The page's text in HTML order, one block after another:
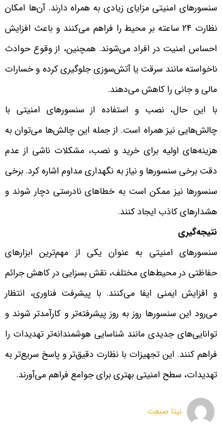
سنسورهای امنیتی مزایای زیادی به همراه دارند. آن‌ها امکان
نظارت 24 ساعته بر محیط را فراهم می‌کنند و باعث افزایش
احساس امنیت در افراد می‌شوند. همچنین، از وقوع حوادث
ناخواسته مانند سرقت یا آتش‌سوزی جلوگیری کرده و خسارات
مالی و جانی را کاهش می‌دهند.
با این حال، نصب و استفاده از سنسورهای امنیتی با
چالش‌هایی نیز همراه است. از جمله این چالش‌ها می‌توان به
هزینه‌های اولیه برای خرید و نصب، مشکلات ناشی از عدم
دقت برخی سنسورها و نیاز به نگهداری مداوم اشاره کرد. برخی
سنسورها نیز ممکن است به خطاهای نادرستی دچار شوند و
هشدارهای کاذب ایجاد کنند.
نتیجه‌گیری
سنسورهای امنیتی به عنوان یکی از مهم‌ترین ابزارهای
حفاظتی در محیط‌های مختلف، نقش بسزایی در کاهش جرائم
و افزایش ایمنی ایفا می‌کنند. با پیشرفت فناوری، انتظار
می‌رود این سنسورها روز به روز پیشرفته‌تر و کارآمدتر شوند و
توانایی‌های جدیدی مانند شناسایی هوشمندانه‌تر تهدیدات را
فراهم کنند. این تجهیزات با نظارت دقیق‌تر و پاسخ سریع‌تر به
تهدیدات، سطح امنیتی بهتری برای جوامع فراهم می‌آورند.
نیتا صنعت